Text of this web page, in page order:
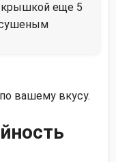
еще 5
сушеным
вашему вкусу.